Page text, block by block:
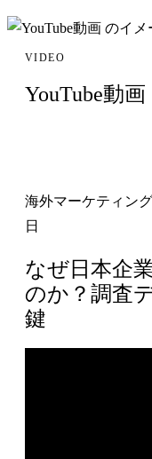
VIDEO
YouTube動画
海外マーケティング
日
なぜ日本企
のか？調査
鍵